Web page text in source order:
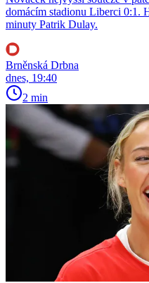
domácím stadionu Liberci 0:1.
minuty Patrik Dulay.
Brněnská Drbna
dnes, 19:40
2 min